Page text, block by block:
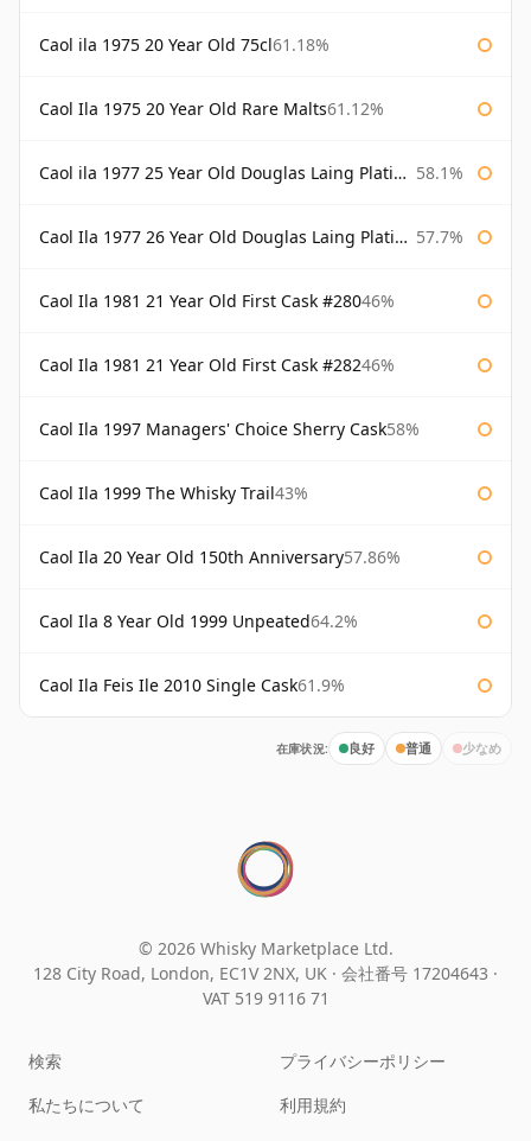
Caol ila 1975 20 Year Old 75cl61.18%
Caol Ila 1975 20 Year Old Rare Malts61.12%
Caol ila 1977 25 Year Old Douglas Laing Platinum Selection 58.1%
Caol Ila 1977 26 Year Old Douglas Laing Platinum Selection 57.7%
Caol Ila 1981 21 Year Old First Cask #28046%
Caol Ila 1981 21 Year Old First Cask #28246%
Caol Ila 1997 Managers' Choice Sherry Cask58%
Caol Ila 1999 The Whisky Trail43%
Caol Ila 20 Year Old 150th Anniversary57.86%
Caol Ila 8 Year Old 1999 Unpeated64.2%
Caol Ila Feis Ile 2010 Single Cask61.9%
在庫状況: 良好 普通 少なめ
© 2026 Whisky Marketplace Ltd.
128 City Road, London, EC1V 2NX, UK · 会社番号 17204643 ·
VAT 519 9116 71
検索
私たちについて
プライバシーポリシー
利用規約